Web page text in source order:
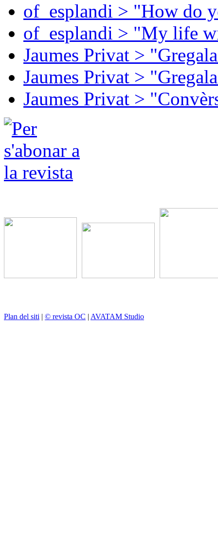
of_esplandi > "How do
of_esplandi > "My life
Jaumes Privat >
Jaumes Privat >
Jaumes Privat >
Plan del siti | © revista OC | AVATAM Studio